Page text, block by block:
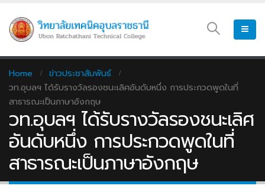
Home
ข่าวประชาสัมพันธ์
วท.อุบลฯ ได้รับรางวัลรองชนะเลิศอันดับหนึ่ง การประกวดพูดในที่
สาธารณะเป็นภาษาอังกฤษ
วท.อุบลฯ ได้รับรางวัลรองชนะเลิศ
อันดับหนึ่ง การประกวดพูดในที่
สาธารณะเป็นภาษาอังกฤษ